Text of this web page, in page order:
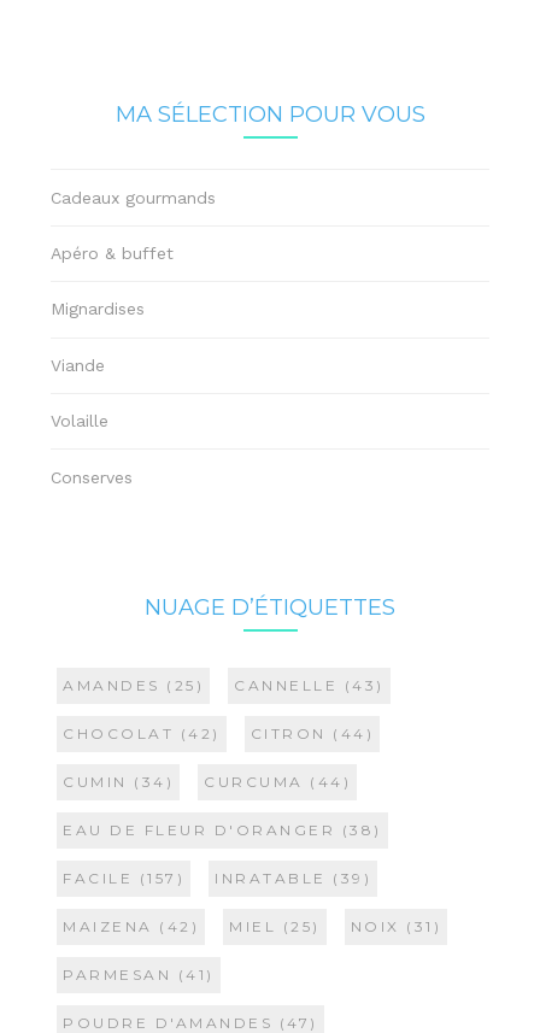
MA SÉLECTION POUR VOUS
Cadeaux gourmands
Apéro & buffet
Mignardises
Viande
Volaille
Conserves
NUAGE D’ÉTIQUETTES
AMANDES (25) CANNELLE (43)
CHOCOLAT (42) CITRON (44)
CUMIN (34) CURCUMA (44)
EAU DE FLEUR D'ORANGER (38)
FACILE (157) INRATABLE (39)
MAIZENA (42) MIEL (25) NOIX (31)
PARMESAN (41)
POUDRE D'AMANDES (47)